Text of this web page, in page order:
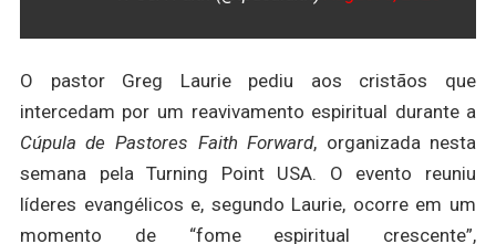
O pastor Greg Laurie pediu aos cristãos que
intercedam por um reavivamento espiritual durante a
Cúpula de Pastores Faith Forward, organizada nesta
semana pela Turning Point USA. O evento reuniu
líderes evangélicos e, segundo Laurie, ocorre em um
momento de “fome espiritual crescente”,